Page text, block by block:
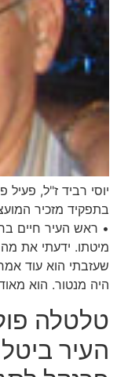
• ראש העיר חיים
מיטתו. ידעתי את
שעזבתי הוא עוד
היה מנטור. הוא
טלטלה
העיר